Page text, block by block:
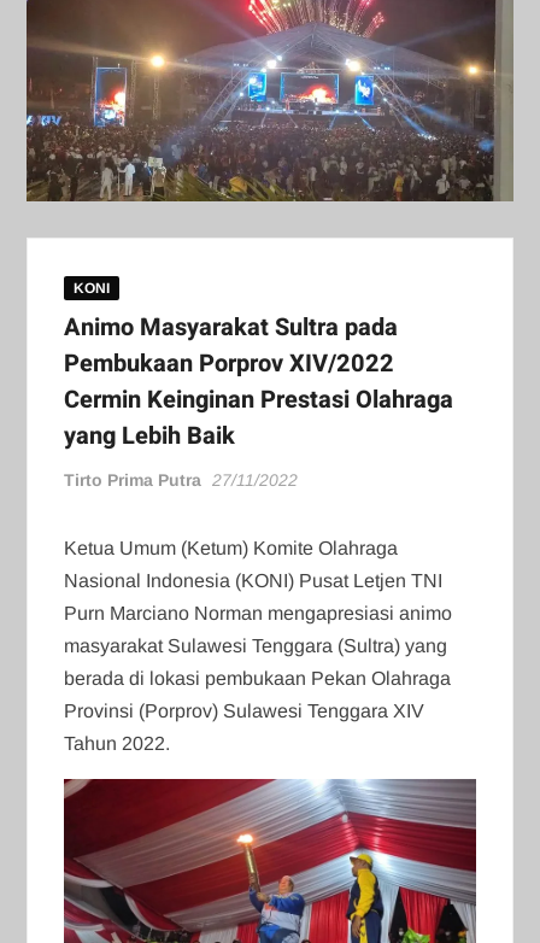
KONI
Animo Masyarakat Sultra pada
Pembukaan Porprov XIV/2022
Cermin Keinginan Prestasi Olahraga
yang Lebih Baik
Tirto Prima Putra 27/11/2022
Ketua Umum (Ketum) Komite Olahraga
Nasional Indonesia (KONI) Pusat Letjen TNI
Purn Marciano Norman mengapresiasi animo
masyarakat Sulawesi Tenggara (Sultra) yang
berada di lokasi pembukaan Pekan Olahraga
Provinsi (Porprov) Sulawesi Tenggara XIV
Tahun 2022.